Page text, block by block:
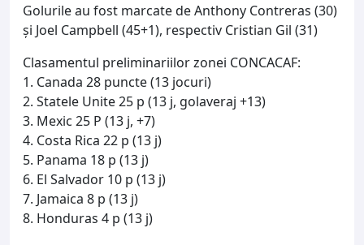
Golurile au fost marcate de Anthony Contreras (30)
şi Joel Campbell (45+1), respectiv Cristian Gil (31)
Clasamentul preliminariilor zonei CONCACAF:
1. Canada 28 puncte (13 jocuri)
2. Statele Unite 25 p (13 j, golaveraj +13)
3. Mexic 25 P (13 j, +7)
4. Costa Rica 22 p (13 j)
5. Panama 18 p (13 j)
6. El Salvador 10 p (13 j)
7. Jamaica 8 p (13 j)
8. Honduras 4 p (13 j)